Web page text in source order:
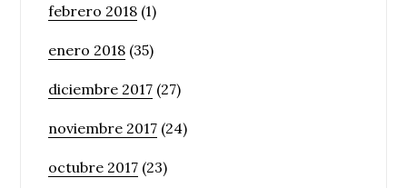
febrero 2018 (1)
enero 2018 (35)
diciembre 2017 (27)
noviembre 2017 (24)
octubre 2017 (23)